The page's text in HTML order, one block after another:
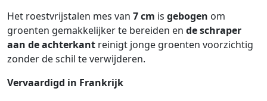
Het roestvrijstalen mes van 7 cm is gebogen om
groenten gemakkelijker te bereiden en de schraper
aan de achterkant reinigt jonge groenten voorzichtig
zonder de schil te verwijderen.
Vervaardigd in Frankrijk